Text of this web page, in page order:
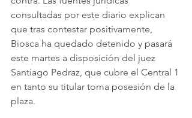
consultadas por este diario explican
que tras contestar positivamente,
Biosca ha quedado detenido y pasará
este martes a disposición del juez
Santiago Pedraz, que cubre el Central 1
en tanto su titular toma posesión de la
plaza.